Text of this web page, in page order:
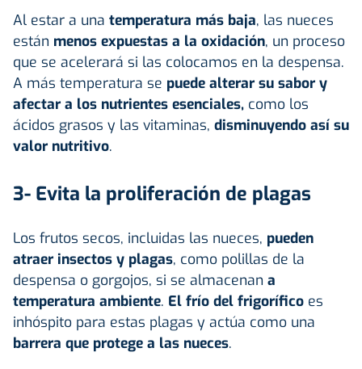
Al estar a una temperatura más baja, las nueces
están menos expuestas a la oxidación, un proceso
que se acelerará si las colocamos en la despensa.
A más temperatura se puede alterar su sabor y
afectar a los nutrientes esenciales, como los
ácidos grasos y las vitaminas, disminuyendo así su
valor nutritivo.
3- Evita la proliferación de plagas
Los frutos secos, incluidas las nueces, pueden
atraer insectos y plagas, como polillas de la
despensa o gorgojos, si se almacenan a
temperatura ambiente. El frío del frigorífico es
inhóspito para estas plagas y actúa como una
barrera que protege a las nueces.